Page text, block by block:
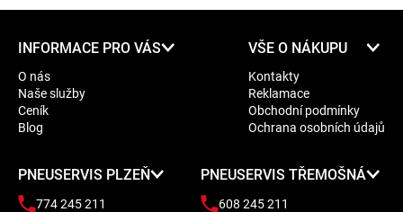
INFORMACE PRO VÁS
O nás
Naše služby
Ceník
Blog
VŠE O NÁKUPU
Kontakty
Reklamace
Obchodní podmínky
Ochrana osobních údajů
PNEUSERVIS PLZEŇ
774 245 211
PNEUSERVIS TŘEMOŠNÁ
608 245 211